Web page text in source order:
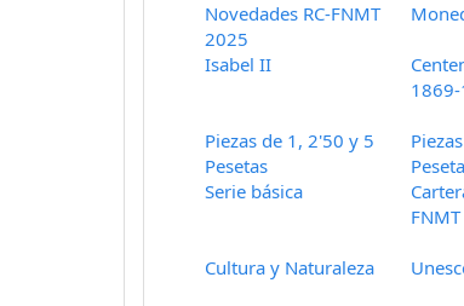
Novedades RC-FNMT
2025
Isabel II
Piezas de 1, 2'50 y 5
Pesetas
Serie básica
FNMT
Cultura y Naturaleza